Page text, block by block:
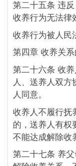
第二十五条 违
收养行为无法律
收养行为被人民
第四章 收养关
第二十六条 收
人、送养人双
人同意。
收养人不履行抚
的，送养人有权
不能达成解除收
第二十七条 养